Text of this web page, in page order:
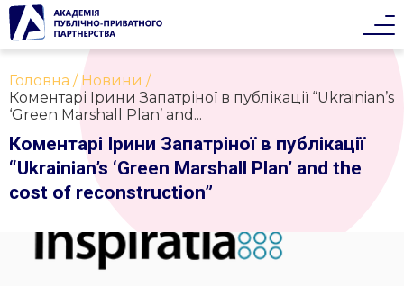
Головна
Новини
Коментарі Ірини Запатріної в публікації “Ukrainian’s
‘Green Marshall Plan’ and...
Коментарі Ірини Запатріної в публікації
“Ukrainian’s ‘Green Marshall Plan’ and the
cost of reconstruction”